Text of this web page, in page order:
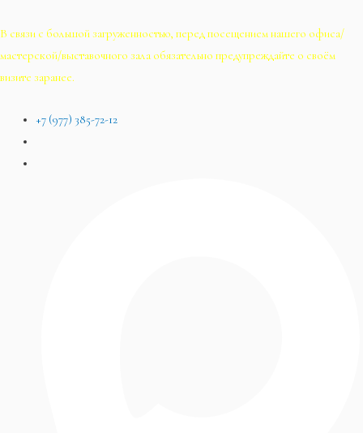
В связи с большой загруженностью, перед посещением нашего офиса/
мастерской/выставочного зала обязательно предупреждайте о своём
визите заранее.
+7 (977) 385-72-12